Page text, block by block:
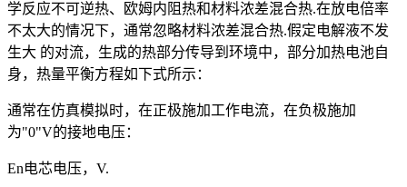
学反应不可逆热、欧姆内阻热和材料浓差混合热.在放电倍率
不太大的情况下，通常忽略材料浓差混合热.假定电解液不发
生大 的对流，生成的热部分传导到环境中，部分加热电池自
身，热量平衡方程如下式所示：
通常在仿真模拟时，在正极施加工作电流，在负极施加
为"0"V的接地电压：
En电芯电压，V.